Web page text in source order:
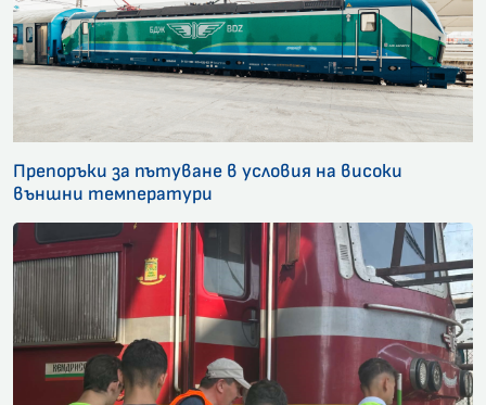
Препоръки за пътуване в условия на високи
външни температури